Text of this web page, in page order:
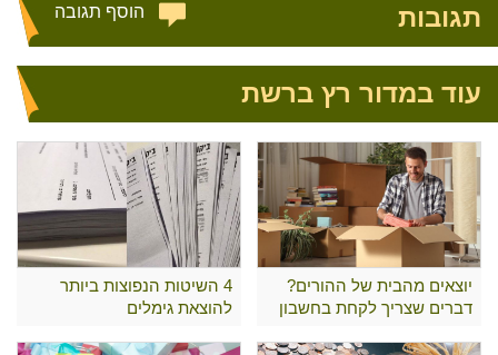
תגובות הוסף תגובה
עוד במדור רץ ברשת
יוצאים מהבית של ההורים?
דברים שצריך לקחת בחשבון
4 השיטות הנפוצות ביותר
להוצאת גימלים